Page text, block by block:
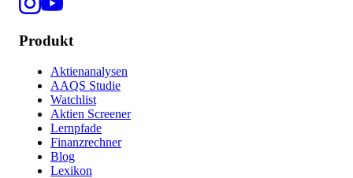
Produkt
Aktienanalysen
AAQS Studie
Watchlist
Aktien Screener
Lernpfade
Finanzrechner
Blog
Lexikon